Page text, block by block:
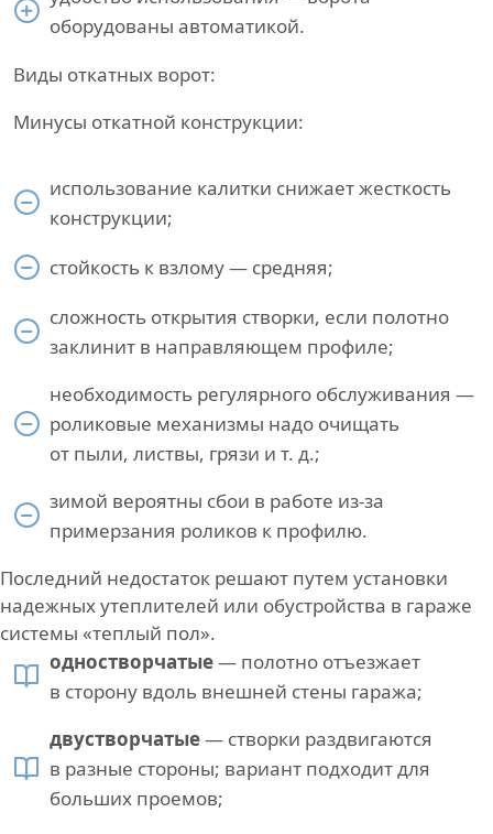
оборудованы автоматикой.
Виды откатных ворот:
Минусы откатной конструкции:
использование калитки снижает жесткость
конструкции;
стойкость к взлому — средняя;
сложность открытия створки, если полотно
заклинит в направляющем профиле;
необходимость регулярного обслуживания —
роликовые механизмы надо очищать
от пыли, листвы, грязи и т. д.;
зимой вероятны сбои в работе из-за
примерзания роликов к профилю.
Последний недостаток решают путем установки
надежных утеплителей или обустройства в гараже
системы «теплый пол».
одностворчатые— полотно отъезжает
в сторону вдоль внешней стены гаража;
двустворчатые— створки раздвигаются
в разные стороны; вариант подходит для
больших проемов;